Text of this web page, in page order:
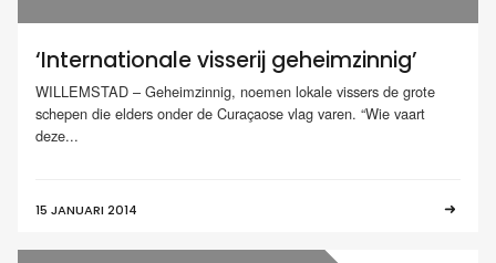
‘Internationale visserij geheimzinnig’
WILLEMSTAD – Geheimzinnig, noemen lokale vissers de grote
schepen die elders onder de Curaçaose vlag varen. “Wie vaart
deze...
15 JANUARI 2014